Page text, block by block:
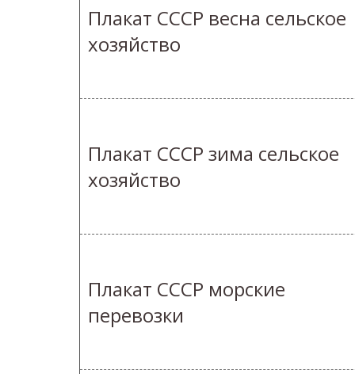
Плакат СССР весна сельское
хозяйство
Плакат СССР зима сельское
хозяйство
Плакат СССР морские
перевозки